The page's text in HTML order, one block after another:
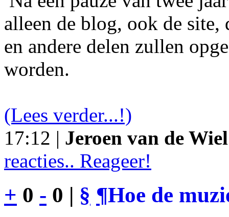
alleen de blog, ook de site,
en andere delen zullen
worden.
(Lees verder...!)
17:12 | Jeroen van de Wiel
reacties.. Reageer!
+ 0 - 0 | § ¶Hoe de